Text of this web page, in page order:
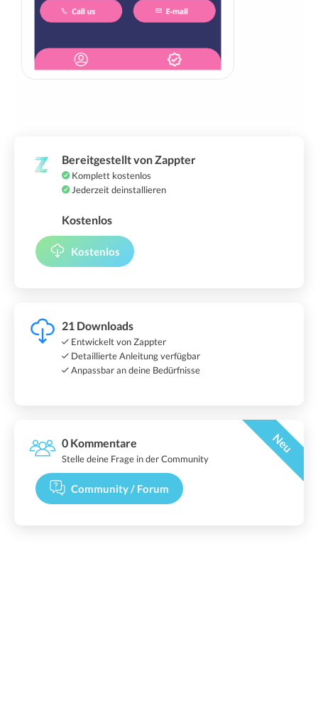
Bereitgestellt von Zappter
Komplett kostenlos
Jederzeit deinstallieren
Kostenlos
Kostenlos
21 Downloads
Entwickelt von Zappter
Detaillierte Anleitung verfügbar
Anpassbar an deine Bedürfnisse
0 Kommentare Neu
Stelle deine Frage in der Community
Community / Forum